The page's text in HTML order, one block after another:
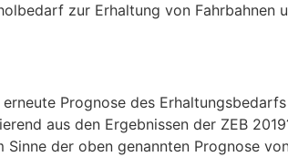
zur Erhaltung von Fahrbahnen
Prognose des
aus den Ergebnissen der ZEB
der oben genannten Prognose